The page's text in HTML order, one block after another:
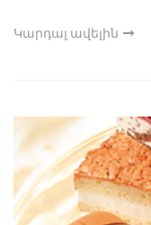
Կարդալ ավելին